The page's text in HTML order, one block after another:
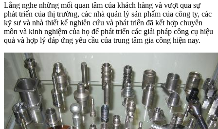
Lắng nghe những mối quan tâm của khách hàng và vượt qua sự
phát triển của thị trường, các nhà quản lý sản phẩm của công ty, các
kỹ sư và nhà thiết kế nghiên cứu và phát triển đã kết hợp chuyên
môn và kinh nghiệm của họ để phát triển các giải pháp công cụ hiệu
quả và hợp lý đáp ứng yêu cầu của trung tâm gia công hiện nay.